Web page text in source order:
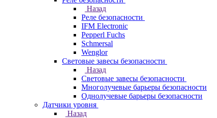
Назад
Реле безопасности
IFM Electronic
Pepperl Fuchs
Schmersal
Wenglor
Световые завесы безопасности
Назад
Световые завесы безопасности
Многолучевые барьеры безопасности
Однолучевые барьеры безопасности
Датчики уровня
Назад